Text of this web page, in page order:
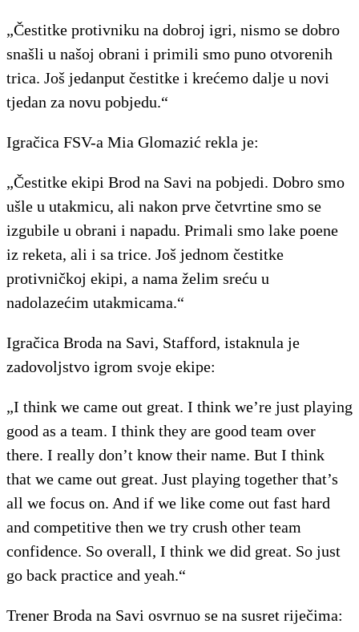
„Čestitke protivniku na dobroj igri, nismo se dobro
snašli u našoj obrani i primili smo puno otvorenih
trica. Još jedanput čestitke i krećemo dalje u novi
tjedan za novu pobjedu.“
Igračica FSV-a Mia Glomazić rekla je:
„Čestitke ekipi Brod na Savi na pobjedi. Dobro smo
ušle u utakmicu, ali nakon prve četvrtine smo se
izgubile u obrani i napadu. Primali smo lake poene
iz reketa, ali i sa trice. Još jednom čestitke
protivničkoj ekipi, a nama želim sreću u
nadolazećim utakmicama.“
Igračica Broda na Savi, Stafford, istaknula je
zadovoljstvo igrom svoje ekipe:
„I think we came out great. I think we’re just playing
good as a team. I think they are good team over
there. I really don’t know their name. But I think
that we came out great. Just playing together that’s
all we focus on. And if we like come out fast hard
and competitive then we try crush other team
confidence. So overall, I think we did great. So just
go back practice and yeah.“
Trener Broda na Savi osvrnuo se na susret riječima: